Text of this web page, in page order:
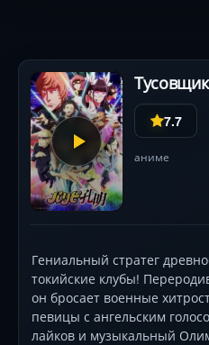
градостроителя» и
зрителя в тонусе.
7.7
аниме
Гениальный стратег
токийские клубы!
он бросает военные
певицы с ангельским
лайков и музыкальный